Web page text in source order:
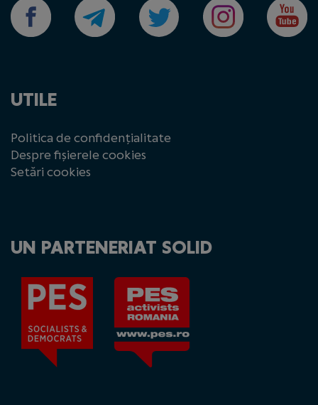
UTILE
Politica de confidențialitate
Despre fișierele cookies
Setări cookies
UN PARTENERIAT SOLID